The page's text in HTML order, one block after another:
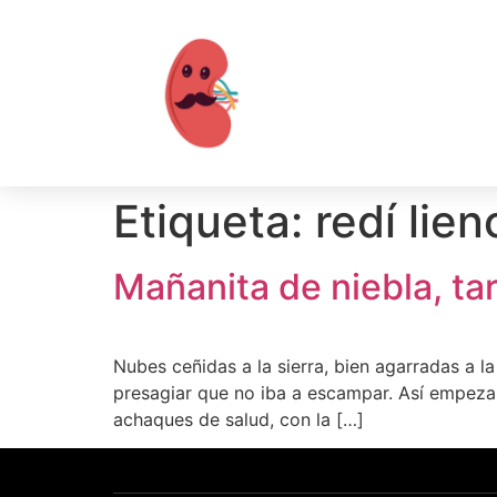
Etiqueta: redí
Mañanita de niebla,
Nubes ceñidas a la sierra, bien agarradas a
presagiar que no iba a escampar. Así
achaques de salud, con la […]